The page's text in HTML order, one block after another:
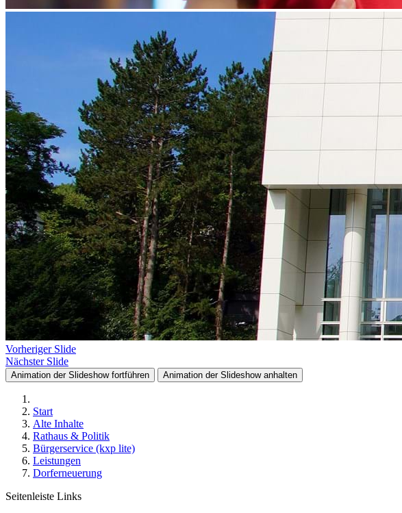
Vorheriger Slide
Nächster Slide
Animation der Slideshow fortführen Animation der Slideshow anhalten
Start
Alte Inhalte
Rathaus & Politik
Bürgerservice (kxp lite)
Leistungen
Dorferneuerung
Seitenleiste Links